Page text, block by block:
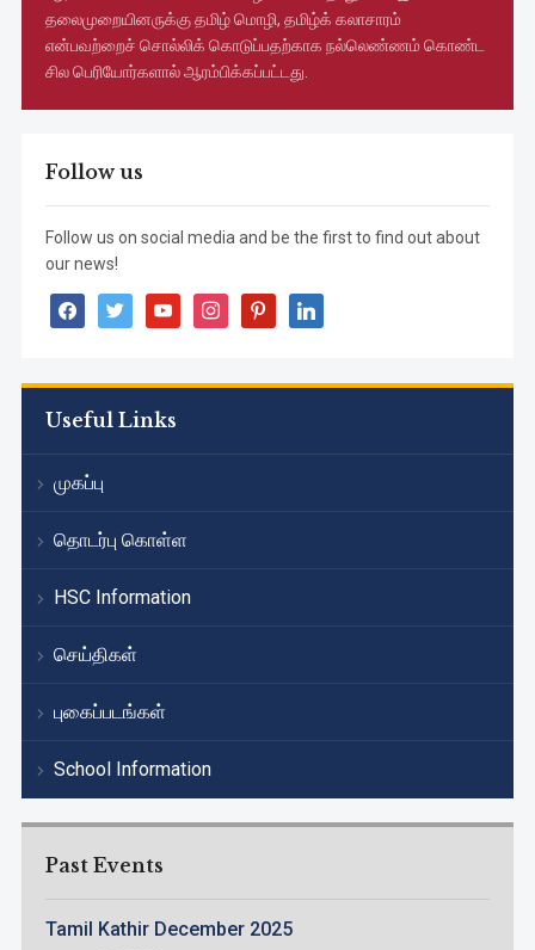
தலைமுறையினருக்கு தமிழ் மொழி, தமிழ்க் கலாசாரம்
என்பவற்றைச் சொல்லிக் கொடுப்பதற்காக நல்லெண்ணம் கொண்ட
சில பெரியோர்களால் ஆரம்பிக்கப்பட்டது.
Follow us
Follow us on social media and be the first to find out about
our news!
facebooktwitter youtubeinstagrampinterestlinkedin
Useful Links
முகப்பு
தொடர்பு கொள்ள
HSC Information
செய்திகள்
புகைப்படங்கள்
School Information
Past Events
Tamil Kathir December 2025